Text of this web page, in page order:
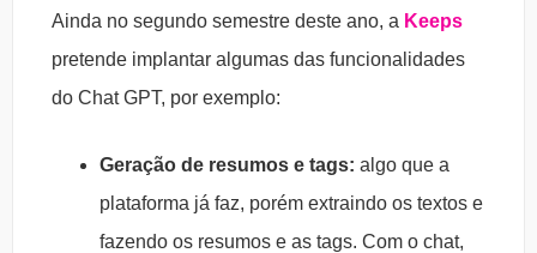
Ainda no segundo semestre deste ano, a Keeps
pretende implantar algumas das funcionalidades
do Chat GPT, por exemplo:
Geração de resumos e tags: algo que a
plataforma já faz, porém extraindo os textos e
fazendo os resumos e as tags. Com o chat,